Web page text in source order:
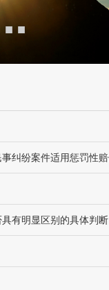
■ ■
有明显区别的具体判断